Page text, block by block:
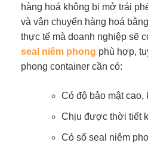
hàng hoá không bị mở trái
và vận chuyển hàng hoá
thực tế mà doanh nghiệp sẽ
seal niêm phong phù hợp,
phong container cần có:
Có độ bảo mật cao,
Chịu được thời tiết
Có số seal niêm